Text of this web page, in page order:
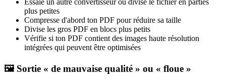
Essaie un autre convertisseur ou divise le fichier en parties
plus petites
Compresse d'abord ton PDF pour réduire sa taille
Divise les gros PDF en blocs plus petits
Vérifie si ton PDF contient des images haute résolution
intégrées qui peuvent être optimisées
🖼️ Sortie « de mauvaise qualité » ou « floue »